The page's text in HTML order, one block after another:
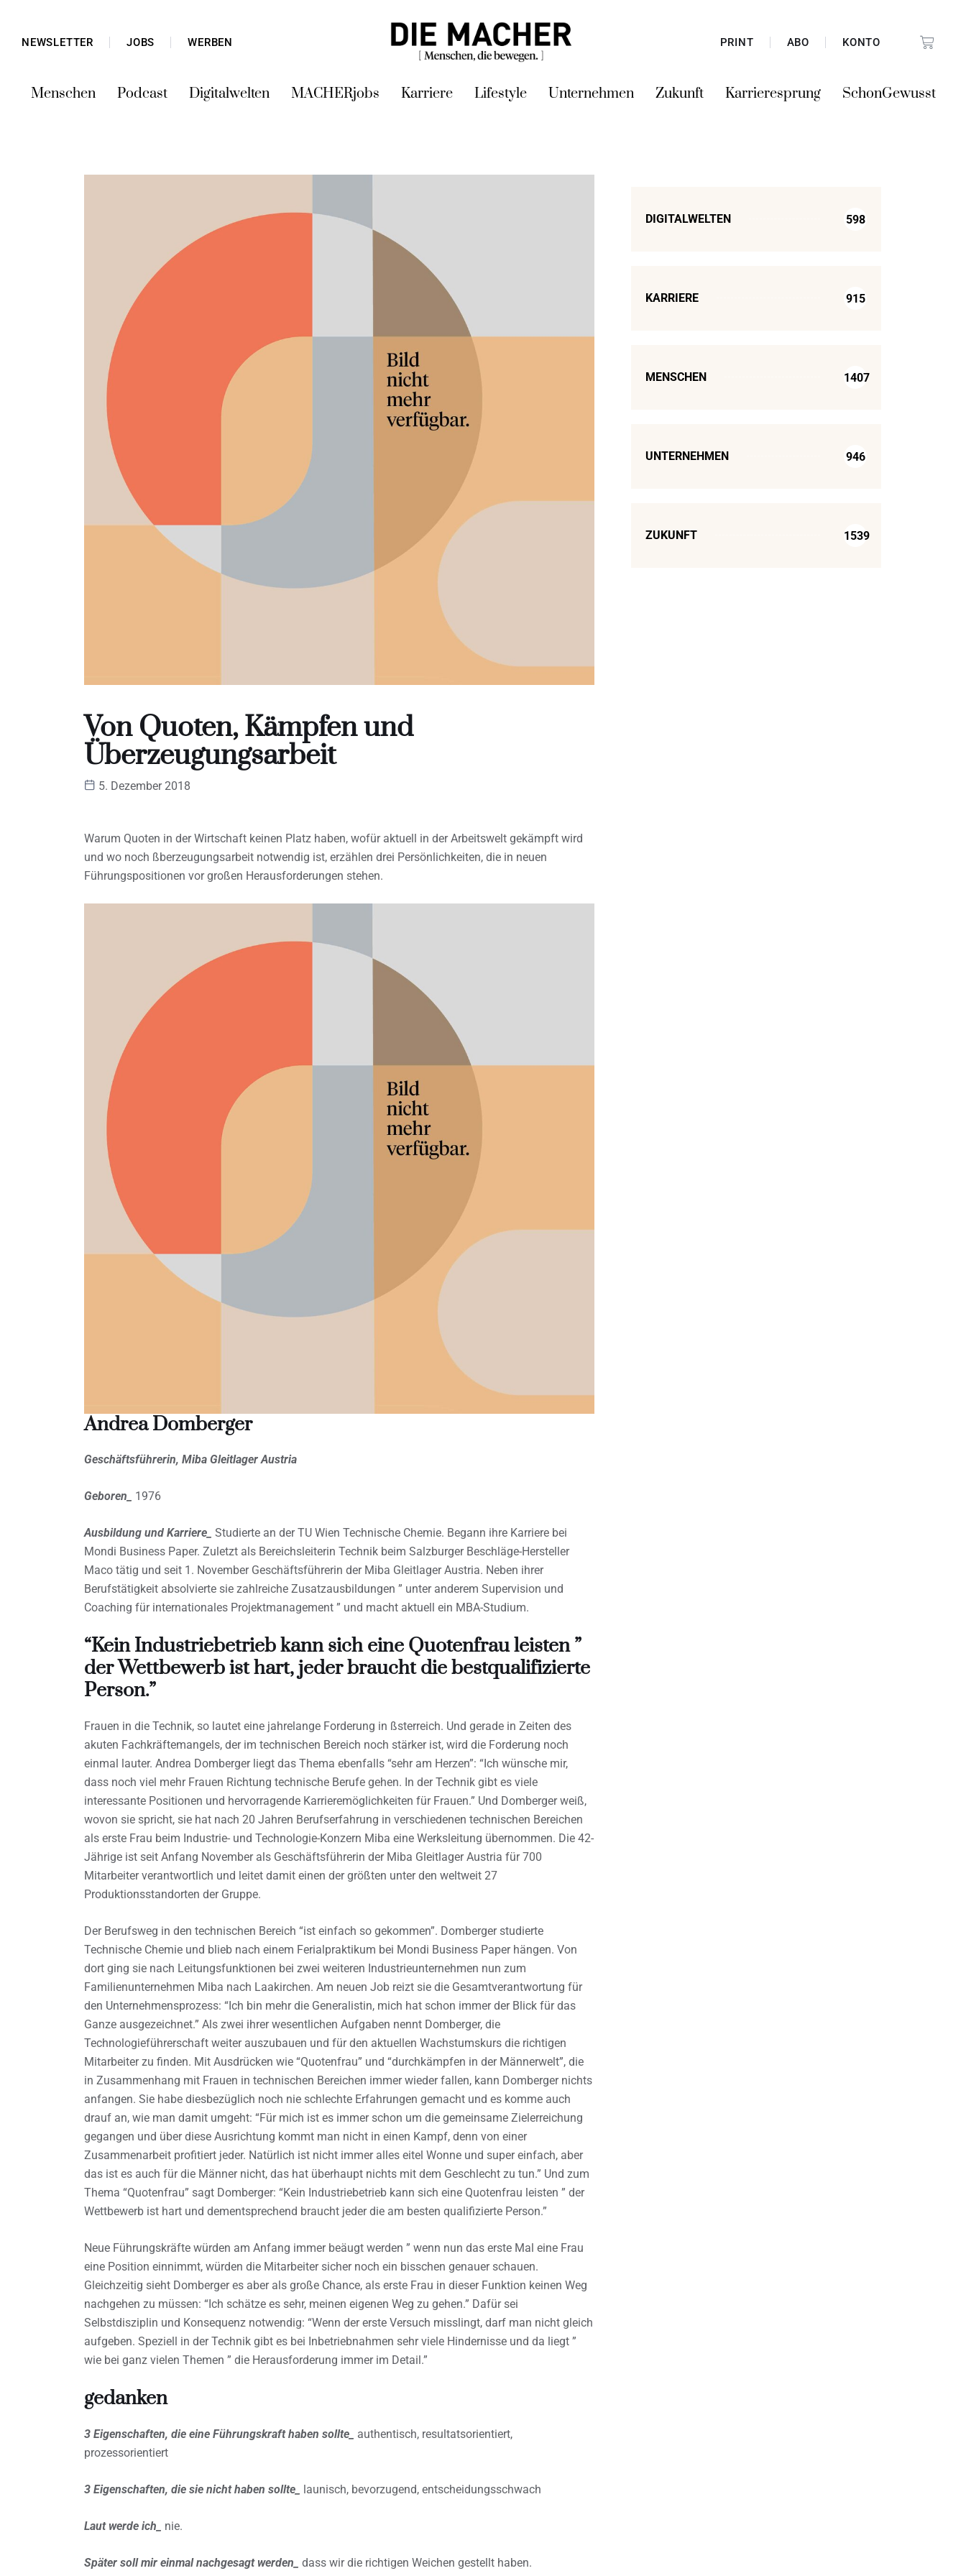
NEWSLETTER JOBS WERBEN PRINT ABO KONTO
Menschen Podcast Digitalwelten MACHERjobs Karriere Lifestyle Unternehmen Zukunft Karrieresprung SchonGewusst
Von Quoten, Kämpfen und
Überzeugungsarbeit
5. Dezember 2018
Warum Quoten in der Wirtschaft keinen Platz haben, wofür aktuell in der Arbeitswelt gekämpft wird
und wo noch ßberzeugungsarbeit notwendig ist, erzählen drei Persönlichkeiten, die in neuen
Führungspositionen vor großen Herausforderungen stehen.
Andrea Domberger
Geschäftsführerin, Miba Gleitlager Austria
Geboren_ 1976
Ausbildung und Karriere_ Studierte an der TU Wien Technische Chemie. Begann ihre Karriere bei
Mondi Business Paper. Zuletzt als Bereichsleiterin Technik beim Salzburger Beschläge-Hersteller
Maco tätig und seit 1. November Geschäftsführerin der Miba Gleitlager Austria. Neben ihrer
Berufstätigkeit absolvierte sie zahlreiche Zusatzausbildungen ” unter anderem Supervision und
Coaching für internationales Projektmanagement ” und macht aktuell ein MBA-Studium.
“Kein Industriebetrieb kann sich eine Quotenfrau leisten ”
der Wettbewerb ist hart, jeder braucht die bestqualifizierte
Person.”
Frauen in die Technik, so lautet eine jahrelange Forderung in ßsterreich. Und gerade in Zeiten des
akuten Fachkräftemangels, der im technischen Bereich noch stärker ist, wird die Forderung noch
einmal lauter. Andrea Domberger liegt das Thema ebenfalls “sehr am Herzen”: “Ich wünsche mir,
dass noch viel mehr Frauen Richtung technische Berufe gehen. In der Technik gibt es viele
interessante Positionen und hervorragende Karrieremöglichkeiten für Frauen.” Und Domberger weiß,
wovon sie spricht, sie hat nach 20 Jahren Berufserfahrung in verschiedenen technischen Bereichen
als erste Frau beim Industrie- und Technologie-Konzern Miba eine Werksleitung übernommen. Die 42-
Jährige ist seit Anfang November als Geschäftsführerin der Miba Gleitlager Austria für 700
Mitarbeiter verantwortlich und leitet damit einen der größten unter den weltweit 27
Produktionsstandorten der Gruppe.
Der Berufsweg in den technischen Bereich “ist einfach so gekommen”. Domberger studierte
Technische Chemie und blieb nach einem Ferialpraktikum bei Mondi Business Paper hängen. Von
dort ging sie nach Leitungsfunktionen bei zwei weiteren Industrieunternehmen nun zum
Familienunternehmen Miba nach Laakirchen. Am neuen Job reizt sie die Gesamtverantwortung für
den Unternehmensprozess: “Ich bin mehr die Generalistin, mich hat schon immer der Blick für das
Ganze ausgezeichnet.” Als zwei ihrer wesentlichen Aufgaben nennt Domberger, die
Technologieführerschaft weiter auszubauen und für den aktuellen Wachstumskurs die richtigen
Mitarbeiter zu finden. Mit Ausdrücken wie “Quotenfrau” und “durchkämpfen in der Männerwelt”, die
in Zusammenhang mit Frauen in technischen Bereichen immer wieder fallen, kann Domberger nichts
anfangen. Sie habe diesbezüglich noch nie schlechte Erfahrungen gemacht und es komme auch
drauf an, wie man damit umgeht: “Für mich ist es immer schon um die gemeinsame Zielerreichung
gegangen und über diese Ausrichtung kommt man nicht in einen Kampf, denn von einer
Zusammenarbeit profitiert jeder. Natürlich ist nicht immer alles eitel Wonne und super einfach, aber
das ist es auch für die Männer nicht, das hat überhaupt nichts mit dem Geschlecht zu tun.” Und zum
Thema “Quotenfrau” sagt Domberger: “Kein Industriebetrieb kann sich eine Quotenfrau leisten ” der
Wettbewerb ist hart und dementsprechend braucht jeder die am besten qualifizierte Person.”
Neue Führungskräfte würden am Anfang immer beäugt werden ” wenn nun das erste Mal eine Frau
eine Position einnimmt, würden die Mitarbeiter sicher noch ein bisschen genauer schauen.
Gleichzeitig sieht Domberger es aber als große Chance, als erste Frau in dieser Funktion keinen Weg
nachgehen zu müssen: “Ich schätze es sehr, meinen eigenen Weg zu gehen.” Dafür sei
Selbstdisziplin und Konsequenz notwendig: “Wenn der erste Versuch misslingt, darf man nicht gleich
aufgeben. Speziell in der Technik gibt es bei Inbetriebnahmen sehr viele Hindernisse und da liegt ”
wie bei ganz vielen Themen ” die Herausforderung immer im Detail.”
gedanken
3 Eigenschaften, die eine Führungskraft haben sollte_
authentisch, resultatsorientiert,
prozessorientiert
3 Eigenschaften, die sie nicht haben sollte_ launisch, bevorzugend, entscheidungsschwach
Laut werde ich_ nie.
Später soll mir einmal nachgesagt werden_ dass wir die richtigen Weichen gestellt haben.
DIGITALWELTEN 598
KARRIERE 915
MENSCHEN 1407
UNTERNEHMEN 946
ZUKUNFT 1539